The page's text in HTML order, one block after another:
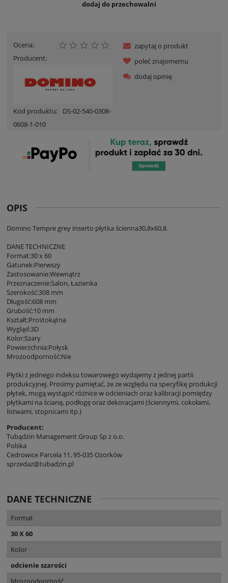
dodaj do przechowalni
Ocena:
Producent:
Kod produktu:
DS-02-540-0308-
0608-1-010
zapytaj o produkt
poleć znajomemu
dodaj opinię
OPIS
Domino Tempre grey inserto płytka ścienna30,8x60,8.
DANE TECHNICZNE
Format:30 x 60
Gatunek:Pierwszy
Zastosowanie:Wewnątrz
Przeznaczenie:Salon, Łazienka
Szerokość:308 mm
Długość:608 mm
Grubość:10 mm
Kształt:Prostokątna
Wygląd:3D
Kolor:Szary
Powierzchnia:Połysk
Mrozoodporność:Nie
Płytki z jednego indeksu towarowego wydajemy z jednej partii
produkcyjnej. Prosimy pamiętać, że ze względu na specyfikę produkcji
płytek, mogą wystąpić różnice w odcieniach oraz kalibracji pomiędzy
płytkami na ścianę, podłogę oraz dekoracjami (ściennymi, cokołami,
listwami, stopnicami itp.)
Producent:
Tubądzin Management Group Sp z o.o.
Polska
Cedrowice Parcela 11, 95-035 Ozorków
sprzedaz@tubadzin.pl
DANE TECHNICZNE
Format
30 X 60
Kolor
odcienie szarości
Mrozoodporność